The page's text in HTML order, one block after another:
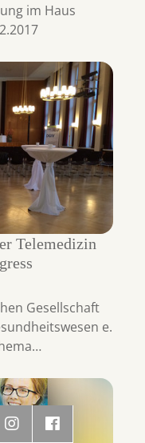
im Haus
Telemedizin
Gesellschaft
e.